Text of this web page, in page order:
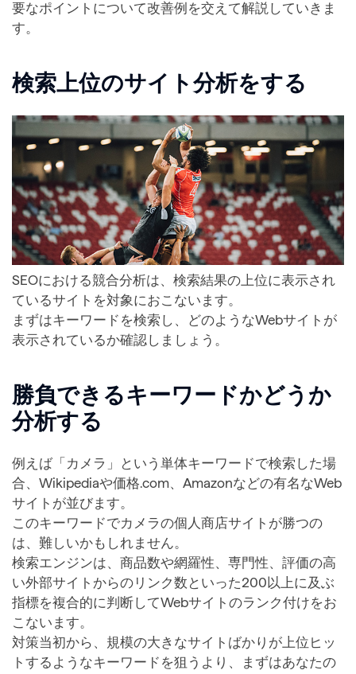
要なポイントについて改善例を交えて解説していきま
す。
検索上位のサイト分析をする
SEOにおける競合分析は、検索結果の上位に表示され
ているサイトを対象におこないます。
まずはキーワードを検索し、どのようなWebサイトが
表示されているか確認しましょう。
勝負できるキーワードかどうか
分析する
例えば「カメラ」という単体キーワードで検索した場
合、Wikipediaや価格.com、Amazonなどの有名なWeb
サイトが並びます。
このキーワードでカメラの個人商店サイトが勝つの
は、難しいかもしれません。
検索エンジンは、商品数や網羅性、専門性、評価の高
い外部サイトからのリンク数といった200以上に及ぶ
指標を複合的に判断してWebサイトのランク付けをお
こないます。
対策当初から、規模の大きなサイトばかりが上位ヒッ
トするようなキーワードを狙うより、まずはあなたの